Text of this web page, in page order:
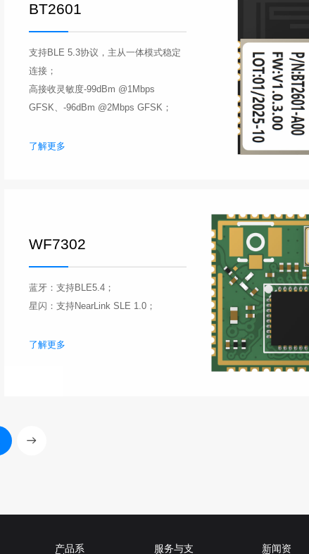
BT2601
支持BLE 5.3协议，主从一体模式稳定
连接；
高接收灵敏度-99dBm @1Mbps
GFSK、-96dBm @2Mbps GFSK；
了解更多
WF7302
蓝牙：支持BLE5.4；
星闪：支持NearLink SLE 1.0；
了解更多
产品系
服务与支
新闻资